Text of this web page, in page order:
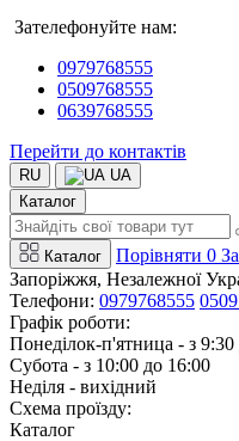
Зателефонуйте нам:
0979768555
0509768555
0639768555
Перейти до контактів
RU
UA
Каталог
Каталог Порівняти 0
Запоріжжя, Незалежної
Телефони: 0979768555
Графік роботи:
Понеділок-п'ятница - з 9:30
Субота - з 10:00 до 16:00
Неділя - вихідний
Схема проїзду:
Каталог